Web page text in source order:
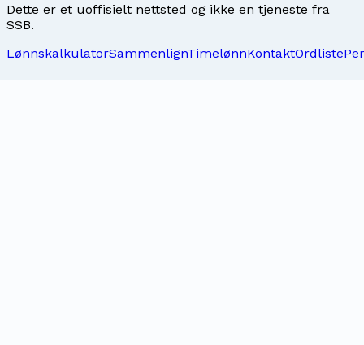
Dette er et uoffisielt nettsted og ikke en tjeneste fra
SSB.
LønnskalkulatorSammenlignTimelønnKontaktOrdliste